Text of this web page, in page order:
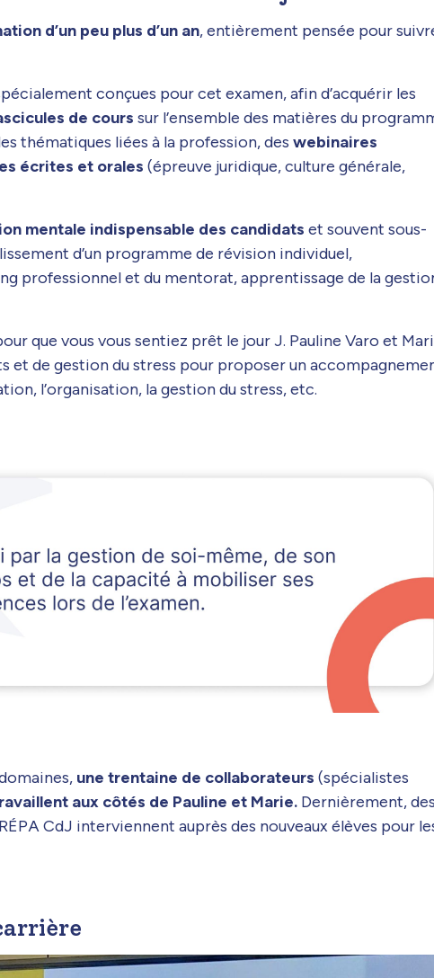
d’un peu plus d’un an, entièrement pensée pour
conçues pour cet examen, afin d’acquérir les
de cours sur l’ensemble des matières du
thématiques liées à la profession, des webinaires
écrites et orales (épreuve juridique, culture générale,
mentale indispensable des candidats et souvent sous-
d’un programme de révision individuel,
professionnel et du mentorat, apprentissage de la
que vous vous sentiez prêt le jour J. Pauline Varo et
et de gestion du stress pour proposer un
l’organisation, la gestion du stress, etc.
une trentaine de collaborateurs (spécialistes
aux côtés de Pauline et Marie. Dernièrement,
CdJ interviennent auprès des nouveaux élèves pour